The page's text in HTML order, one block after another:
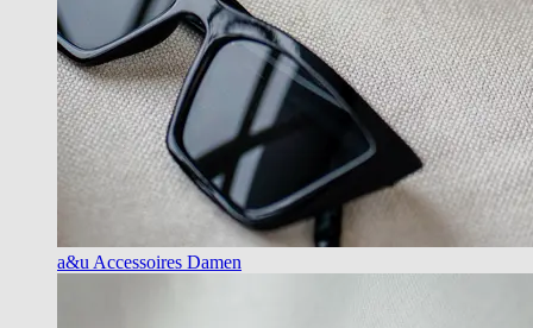
a&u Accessoires Damen